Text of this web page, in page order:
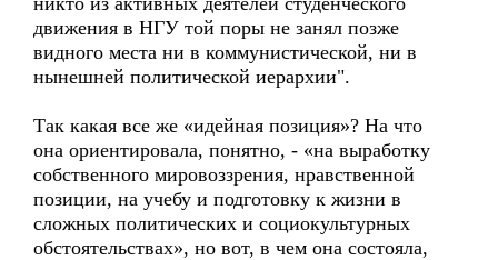
движения в НГУ той поры не занял позже
видного места ни в коммунистической, ни в
нынешней политической иерархии".
Так какая все же «идейная позиция»? На что
она ориентировала, понятно, - «на выработку
собственного мировоззрения, нравственной
позиции, на учебу и подготовку к жизни в
сложных политических и социокультурных
обстоятельствах», но вот, в чем она состояла,